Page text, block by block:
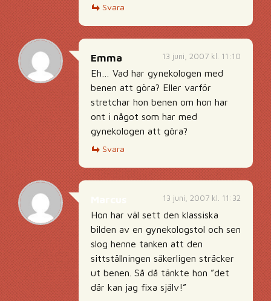
Svara
13 juni, 2007 kl. 11:10
Emma
Eh… Vad har gynekologen med
benen att göra? Eller varför
stretchar hon benen om hon har
ont i något som har med
gynekologen att göra?
Svara
13 juni, 2007 kl. 11:32
Hon har väl sett den klassiska
bilden av en gynekologstol och sen
slog henne tanken att den
sittställningen säkerligen sträcker
ut benen. Så då tänkte hon ”det
där kan jag fixa själv!”